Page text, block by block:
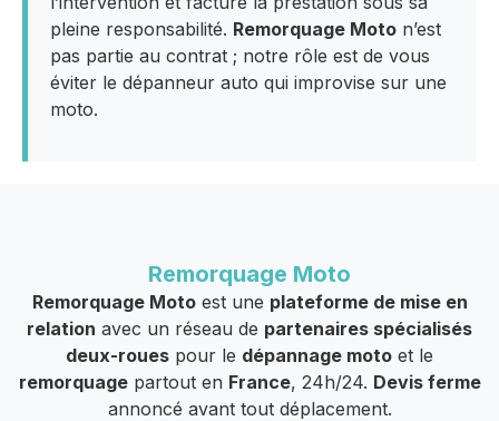
pleine responsabilité. Remorquage Moto n’est
pas partie au contrat ; notre rôle est de vous
éviter le dépanneur auto qui improvise sur une
moto.
Remorquage Moto
Remorquage Motoest une plateforme de mise en
relation avec un réseau de partenaires spécialisés
deux-roues pour le dépannage moto et le
remorquagepartout en France, 24h/24. Devis ferme
annoncé avant tout déplacement.